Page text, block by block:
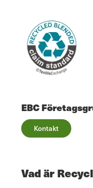
EBC
Kontakt
Vad är